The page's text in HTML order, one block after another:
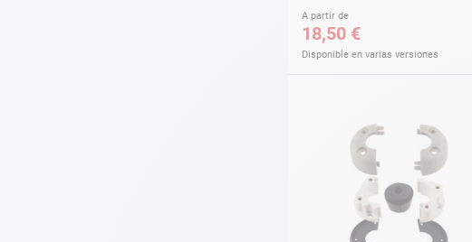
A partir de
18,50 €
Disponible en varias versiones